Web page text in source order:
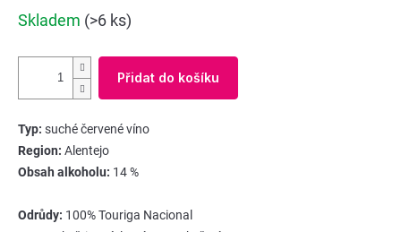
cena:
Skladem (>6 ks)
Přidat do košíku
Typ: suché červené víno
Region: Alentejo
Obsah alkoholu: 14 %
Odrůdy: 100% Touriga Nacional